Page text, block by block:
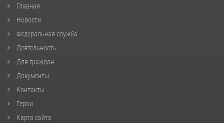
Главная
Новости
Федеральная служба
Деятельность
Для граждан
Документы
Контакты
Герои
Карта сайта